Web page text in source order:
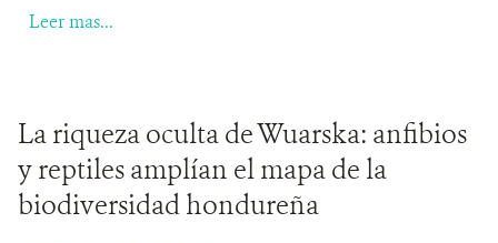
Leer mas...
La riqueza oculta de Wuarska: anfibios
y reptiles amplían el mapa de la
biodiversidad hondureña